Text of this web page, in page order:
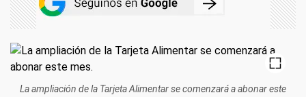
La ampliación de la Tarjeta Alimentar se comenzará a abonar este